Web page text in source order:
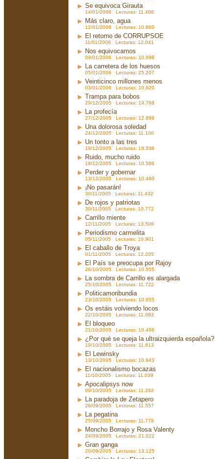
Se equivoca Girauta
14/01/2006 Lecturas: 11.406
Más claro, agua
12/01/2006 Lecturas: 10.860
El retorno de CORRUPSOE
11/01/2006 Lecturas: 12.041
Nos equivocamos
09/01/2006 Lecturas: 10.998
La carretera de los huesos
05/01/2006 Lecturas: 25.207
Veinticinco millones menos
03/01/2006 Lecturas: 10.920
Trampa para bobos
29/12/2005 Lecturas: 19.768
La profecía
27/12/2005 Lecturas: 12.898
Una dolorosa soledad
24/12/2005 Lecturas: 11.100
Un tonto a las tres
19/12/2005 Lecturas: 18.336
Ruido, mucho ruido
18/12/2005 Lecturas: 10.586
Perder y gobernar
13/12/2005 Lecturas: 10.480
¡No pasarán!
30/11/2005 Lecturas: 11.432
De rojos y patriotas
30/11/2005 Lecturas: 10.772
Carrillo miente
12/11/2005 Lecturas: 13.506
Periodismo carmelita
05/11/2005 Lecturas: 10.901
El caballo de Troya
01/11/2005 Lecturas: 12.205
El País se preocupa por Rajoy
26/10/2005 Lecturas: 10.555
La sombra de Carrillo es alargada
25/10/2005 Lecturas: 11.722
Politicamoribundia
23/10/2005 Lecturas: 10.655
Os estáis volviendo locos
22/10/2005 Lecturas: 11.083
El bloqueo
21/10/2005 Lecturas: 10.486
¿Por qué se queja la ultraizquierda española?
19/10/2005 Lecturas: 11.813
El Lewinsky
13/10/2005 Lecturas: 10.943
El nacionalismo bocazas
11/10/2005 Lecturas: 11.039
Apocalipsys now
09/10/2005 Lecturas: 11.282
La paradoja de Zetapero
26/09/2005 Lecturas: 11.557
La pegatina
25/09/2005 Lecturas: 11.778
Moncho Borrajo y Rosa Valenty
24/09/2005 Lecturas: 21.022
Gran ganga
20/09/2005 Lecturas: 13.125